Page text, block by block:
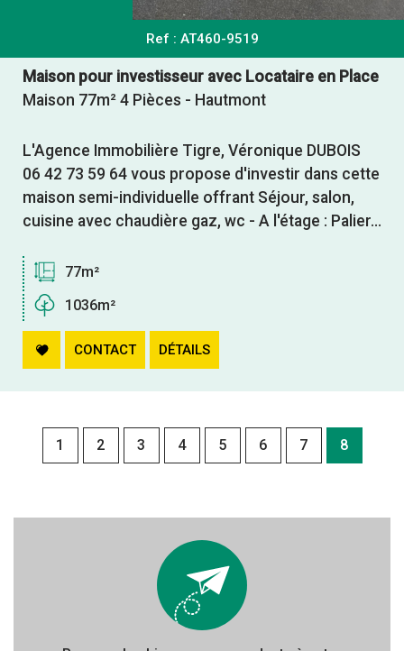
Ref : AT460-9519
Maison pour investisseur avec Locataire en Place
Maison 77m² 4 Pièces - Hautmont
L'Agence Immobilière Tigre, Véronique DUBOIS
06 42 73 59 64 vous propose d'investir dans cette
maison semi-individuelle offrant Séjour, salon,
cuisine avec chaudière gaz, wc - A l'étage : Palier...
77m²
1036m²
CONTACT DÉTAILS
1 2 3 4 5 6 7 8